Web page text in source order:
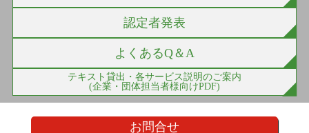
認定者発表
よくあるQ＆A
テキスト貸出・各サービス説明のご案内
(企業・団体担当者様向けPDF)
お問合せ